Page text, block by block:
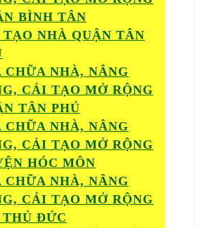
BÌNH TÂN
NHÀ QUẬN TÂN
CHỮA NHÀ, NÂNG
CẢI TẠO MỞ RỘNG
TÂN PHÚ
CHỮA NHÀ, NÂNG
CẢI TẠO MỞ RỘNG
HÓC MÔN
CHỮA NHÀ, NÂNG
CẢI TẠO MỞ RỘNG
ĐỨC